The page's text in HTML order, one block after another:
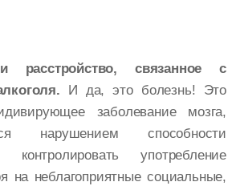
расстройство, связанное с
И да, это болезнь! Это
заболевание мозга,
нарушением способности
употребление
на неблагоприятные социальные,